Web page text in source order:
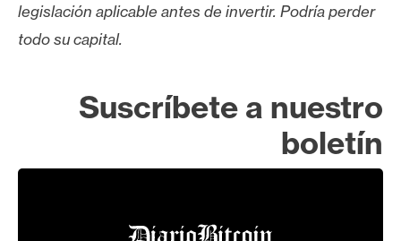
legislación aplicable antes de invertir. Podría perder
todo su capital.
Suscríbete a nuestro
boletín